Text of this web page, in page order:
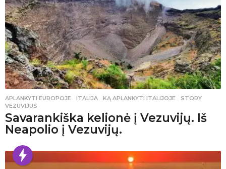
APLANKYTI EUROPOJE ITALIJA ,KĄ APLANKYTI ITALIJOJE ,STORY
VEZUVIJUS
Savarankiška kelionė į Vezuvijų. Iš
Neapolio į Vezuvijų.